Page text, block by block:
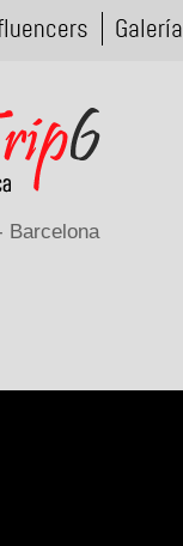
Galería
Barcelona